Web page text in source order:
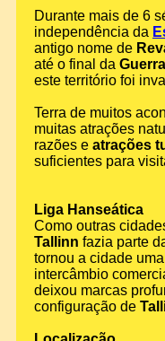
Durante mais de 6
independência da
antigo nome de
até o final da
este território foi
Terra de muitos
muitas atrações
razões e atrações
suficientes para
Liga Hanseática
Como outras
Tallinn fazia parte
tornou a cidade
intercâmbio
deixou marcas
configuração de